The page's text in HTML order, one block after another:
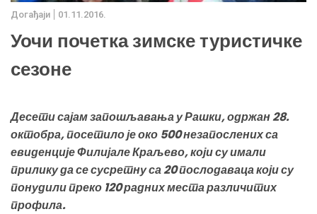
Дoгађаjи 01.11.2016.
Уочи почетка зимске туристичке
сезоне
Десети сајам запошљавања у Рашки, одржан 28.
октобра, посетило је око 500 незапослених са
евиденције Филијале Краљево, који су имали
прилику да се сусретну са 20 послодаваца који су
понудили преко 120 радних места различитих
профила.